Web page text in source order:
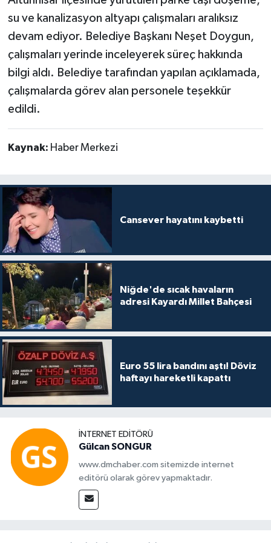
su ve kanalizasyon altyapı çalışmaları aralıksız
devam ediyor. Belediye Başkanı Neşet Doygun,
çalışmaları yerinde inceleyerek süreç hakkında
bilgi aldı. Belediye tarafından yapılan açıklamada,
çalışmalarda görev alan personele teşekkür
edildi.
Kaynak: Haber Merkezi
Cansever hayatını kaybetti
Niğde'de sıcak havaların
adresi Kayardı Millet Bahçesi
Euro 55 lira bandını aştı! Döviz
haftayı hareketli kapattı
İNTERNET EDITÖRÜ
Gülcan SONGUR
www.dmchaber.com sitemizde internet
editörü olarak görev yapmaktadır.